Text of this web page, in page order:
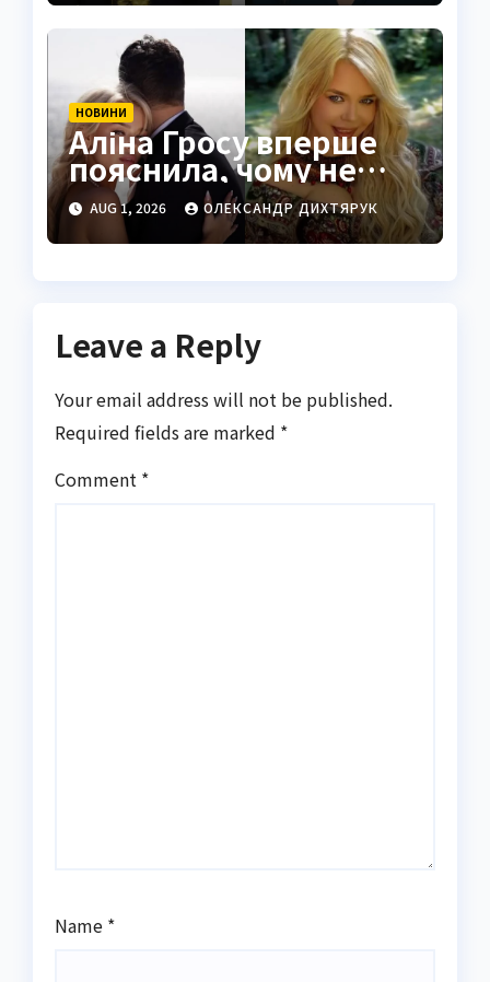
НОВИНИ
Аліна Гросу вперше
пояснила, чому не
показує чоловіка
AUG 1, 2026 ОЛЕКСАНДР ДИХТЯРУК
Leave a Reply
Your email address will not be published.
Required fields are marked *
Comment *
Name *